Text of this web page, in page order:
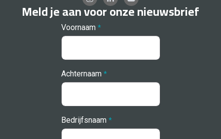
Meld je aan voor onze nieuwsbrief
Voornaam *
Achternaam *
Bedrijfsnaam *